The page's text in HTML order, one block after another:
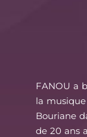
FANOU a
la
Bouriane
de 20 ans